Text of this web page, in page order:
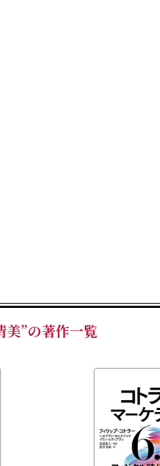
ノロジー活用の新戦術
アル・マーケティング
ング
ケティング
美”の著作一覧